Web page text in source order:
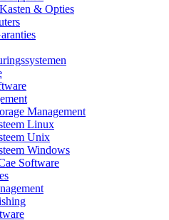
& Opties
Management
Linux
Unix
Windows
Software